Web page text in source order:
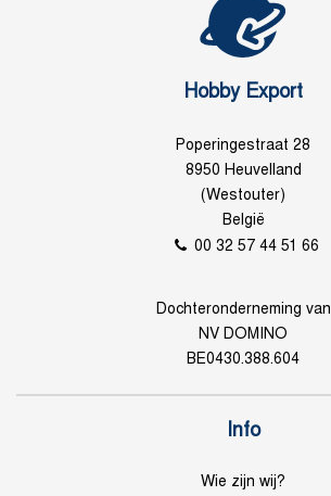
Hobby Export
Poperingestraat 28
8950 Heuvelland
(Westouter)
België
00 32 57 44 51 66
Dochteronderneming van
NV DOMINO
BE0430.388.604
Info
Wie zijn wij?